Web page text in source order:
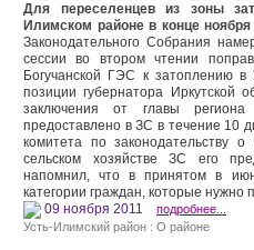
Для переселенцев из зоны
Илимском районе в конце ноября
Законодательного Собрания
сессии во втором чтении
Богучанской ГЭС к затоплению
позиции губернатора Иркутской
заключения от главы
предоставлено в ЗС в течение 10
комитета по законодательству о
сельском хозяйстве ЗС его
напомнил, что в принятом в
категории граждан, которые нужно
09 ноября 2011 подробнее...
Усть-Илимский район : О районе